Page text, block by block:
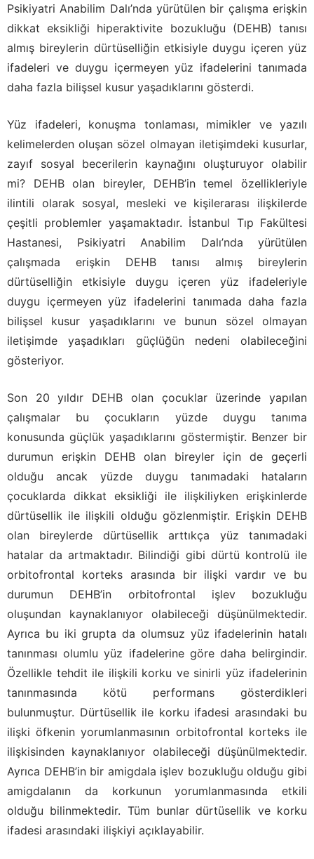
Psikiyatri Anabilim Dalı’nda yürütülen bir çalışma erişkin
dikkat eksikliği hiperaktivite bozukluğu (DEHB) tanısı
almış bireylerin dürtüselliğin etkisiyle duygu içeren yüz
ifadeleri ve duygu içermeyen yüz ifadelerini tanımada
daha fazla bilişsel kusur yaşadıklarını gösterdi.
Yüz ifadeleri, konuşma tonlaması, mimikler ve yazılı
kelimelerden oluşan sözel olmayan iletişimdeki kusurlar,
zayıf sosyal becerilerin kaynağını oluşturuyor olabilir
mi? DEHB olan bireyler, DEHB’in temel özellikleriyle
ilintili olarak sosyal, mesleki ve kişilerarası ilişkilerde
çeşitli problemler yaşamaktadır. İstanbul Tıp Fakültesi
Hastanesi, Psikiyatri Anabilim Dalı’nda yürütülen
çalışmada erişkin DEHB tanısı almış bireylerin
dürtüselliğin etkisiyle duygu içeren yüz ifadeleriyle
duygu içermeyen yüz ifadelerini tanımada daha fazla
bilişsel kusur yaşadıklarını ve bunun sözel olmayan
iletişimde yaşadıkları güçlüğün nedeni olabileceğini
gösteriyor.
Son 20 yıldır DEHB olan çocuklar üzerinde yapılan
çalışmalar bu çocukların yüzde duygu tanıma
konusunda güçlük yaşadıklarını göstermiştir. Benzer bir
durumun erişkin DEHB olan bireyler için de geçerli
olduğu ancak yüzde duygu tanımadaki hataların
çocuklarda dikkat eksikliği ile ilişkiliyken erişkinlerde
dürtüsellik ile ilişkili olduğu gözlenmiştir. Erişkin DEHB
olan bireylerde dürtüsellik arttıkça yüz tanımadaki
hatalar da artmaktadır. Bilindiği gibi dürtü kontrolü ile
orbitofrontal korteks arasında bir ilişki vardır ve bu
durumun DEHB’in orbitofrontal işlev bozukluğu
oluşundan kaynaklanıyor olabileceği düşünülmektedir.
Ayrıca bu iki grupta da olumsuz yüz ifadelerinin hatalı
tanınması olumlu yüz ifadelerine göre daha belirgindir.
Özellikle tehdit ile ilişkili korku ve sinirli yüz ifadelerinin
tanınmasında kötü performans gösterdikleri
bulunmuştur. Dürtüsellik ile korku ifadesi arasındaki bu
ilişki öfkenin yorumlanmasının orbitofrontal korteks ile
ilişkisinden kaynaklanıyor olabileceği düşünülmektedir.
Ayrıca DEHB’in bir amigdala işlev bozukluğu olduğu gibi
amigdalanın da korkunun yorumlanmasında etkili
olduğu bilinmektedir. Tüm bunlar dürtüsellik ve korku
ifadesi arasındaki ilişkiyi açıklayabilir.